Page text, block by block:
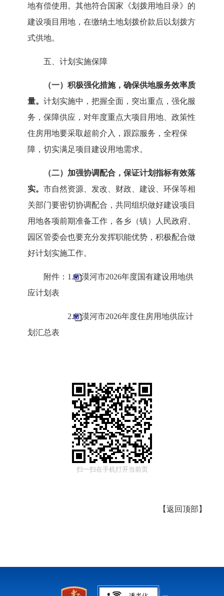
地有偿使用。其他符合国家《划拨用地目录》的
建设项目用地，在缴纳土地划拨价款后以划拨方
式供地。
五、计划实施保障
（一）积极强化措施，确保供地服务效率质
量。 计划实施中，把握全面，突出重点，强化服
务，保障供应，对年度重点大项目用地、政策性
住房用地要采取超前介入，跟踪服务，全程保
障，切实满足项目建设用地需求。
（二）加强协调配合，保证计划指标有效落
实。 市自然资源、发改、财政、建设、环保等相
关部门要密切协调配合，共同组织做好建设项目
用地各项前期准备工作，各乡（镇）人民政府、
园区管委会也要充分发挥职能优势，积极配合做
好计划实施工作。
附件： 1.
漠河市2026年度国有建设用地供
应计划表
2.
漠河市2026年度住房用地供应计
划汇总表
扫一扫在手机打开当前页
【返回顶部 】